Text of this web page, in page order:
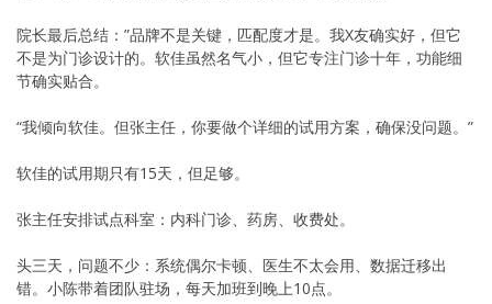
院长最后总结：”品牌不是关键，匹配度才是。我X友确实好，但它
不是为门诊设计的。软佳虽然名气小，但它专注门诊十年，功能细
节确实贴合。
“我倾向软佳。但张主任，你要做个详细的试用方案，确保没问题。”
软佳的试用期只有15天，但足够。
张主任安排试点科室：内科门诊、药房、收费处。
头三天，问题不少：系统偶尔卡顿、医生不太会用、数据迁移出
错。小陈带着团队驻场，每天加班到晚上10点。